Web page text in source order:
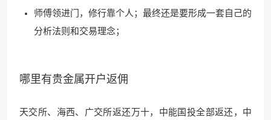
师傅领进门，修行靠个人；最终还是要形成一套自己的
分析法则和交易理念；
哪里有贵金属开户返佣
天交所、海西、广交所返还万十，中能国投全部返还，中